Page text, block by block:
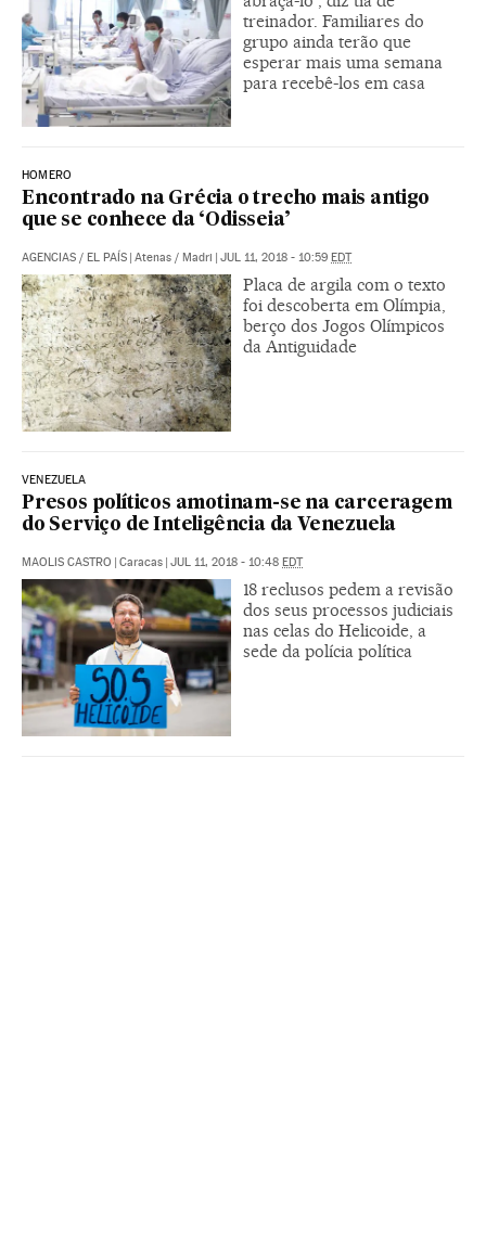
treinador. Familiares do
grupo ainda terão que
esperar mais uma semana
para recebê-los em casa
HOMERO
Encontrado na Grécia o trecho mais antigo
que se conhece da ‘Odisseia’
AGENCIAS / EL PAÍS | Atenas / Madri | JUL 11, 2018 - 10:59 EDT
Placa de argila com o texto
foi descoberta em Olímpia,
berço dos Jogos Olímpicos
da Antiguidade
VENEZUELA
Presos políticos amotinam-se na carceragem
do Serviço de Inteligência da Venezuela
MAOLIS CASTRO | Caracas | JUL 11, 2018 - 10:48 EDT
18 reclusos pedem a revisão
dos seus processos judiciais
nas celas do Helicoide, a
sede da polícia política